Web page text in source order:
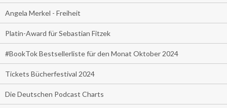
Angela Merkel - Freiheit
Platin-Award für Sebastian Fitzek
#BookTok Bestsellerliste für den Monat Oktober 2024
Tickets Bücherfestival 2024
Die Deutschen Podcast Charts